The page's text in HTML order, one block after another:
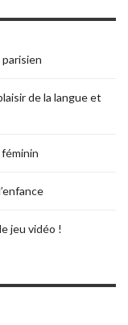
de la langue et
jeu vidéo !